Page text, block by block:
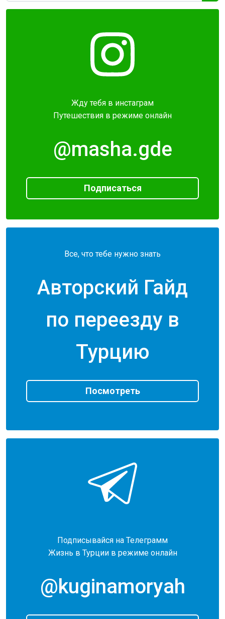
Жду тебя в инстаграм
Путешествия в режиме онлайн
@masha.gde
Подписаться
Все, что тебе нужно знать
Авторский Гайд
по переезду в
Турцию
Посмотреть
Подписывайся на Телеграмм
Жизнь в Турции в режиме онлайн
@kuginamoryah